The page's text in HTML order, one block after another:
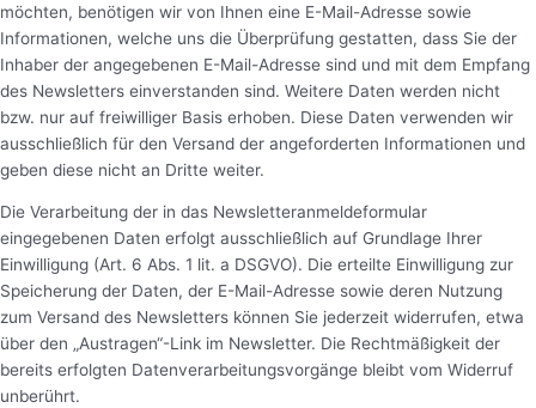
möchten, benötigen wir von Ihnen eine E-Mail-Adresse sowie
Informationen, welche uns die Überprüfung gestatten, dass Sie der
Inhaber der angegebenen E-Mail-Adresse sind und mit dem Empfang
des Newsletters einverstanden sind. Weitere Daten werden nicht
bzw. nur auf freiwilliger Basis erhoben. Diese Daten verwenden wir
ausschließlich für den Versand der angeforderten Informationen und
geben diese nicht an Dritte weiter.
Die Verarbeitung der in das Newsletteranmeldeformular
eingegebenen Daten erfolgt ausschließlich auf Grundlage Ihrer
Einwilligung (Art. 6 Abs. 1 lit. a DSGVO). Die erteilte Einwilligung zur
Speicherung der Daten, der E-Mail-Adresse sowie deren Nutzung
zum Versand des Newsletters können Sie jederzeit widerrufen, etwa
über den „Austragen“-Link im Newsletter. Die Rechtmäßigkeit der
bereits erfolgten Datenverarbeitungsvorgänge bleibt vom Widerruf
unberührt.